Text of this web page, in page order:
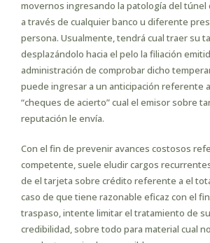
movernos ingresando la patologí­a del túnel
a través de cualquier banco u diferente
persona. Usualmente, tendrá cual traer su
desplazándolo hacia el pelo la filiación
administración de comprobar dicho
puede ingresar a un anticipación referente
“cheques de acierto” cual el emisor sobre
reputación le envía.
Con el fin de prevenir avances costosos
competente, suele eludir cargos
de el tarjeta sobre crédito referente a el
caso de que tiene razonable eficaz con el
traspaso, intente limitar el tratamiento de
credibilidad, sobre todo para material cual